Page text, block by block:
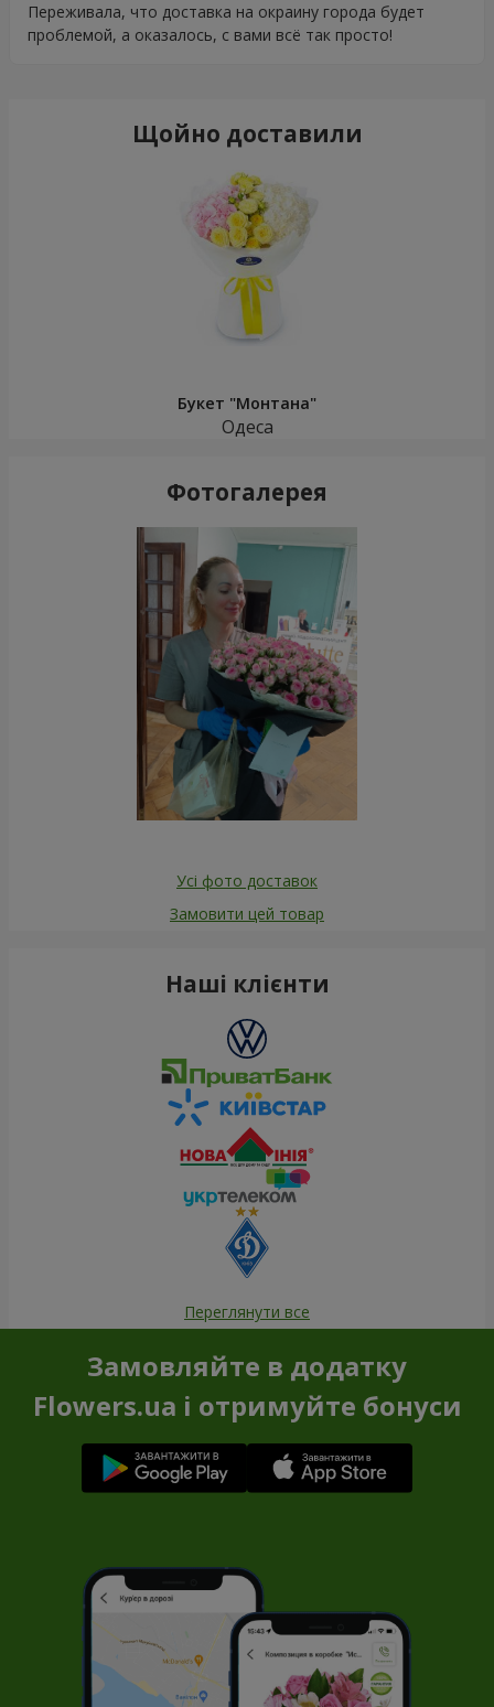
Переживала, что доставка на окраину города будет
проблемой, а оказалось, с вами всё так просто!
Щойно доставили
Букет "Монтана"
Одеса
Фотогалерея
Усі фото доставок
Замовити цей товар
Наші клієнти
Переглянути все
Замовляйте в додатку
Flowers.ua і отримуйте бонуси